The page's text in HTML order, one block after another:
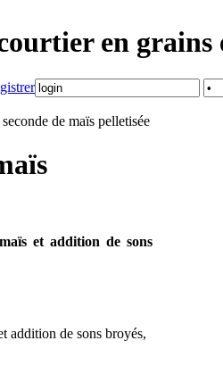
en grains
de maïs pelletisée
et addition de sons
addition de sons broyés,